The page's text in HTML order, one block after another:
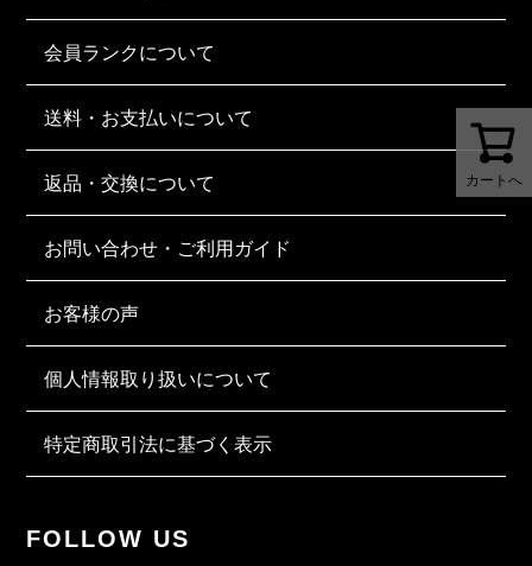
カートへ
会員ランクについて
送料・お支払いについて
返品・交換について
お問い合わせ・ご利用ガイド
お客様の声
個人情報取り扱いについて
特定商取引法に基づく表示
FOLLOW US